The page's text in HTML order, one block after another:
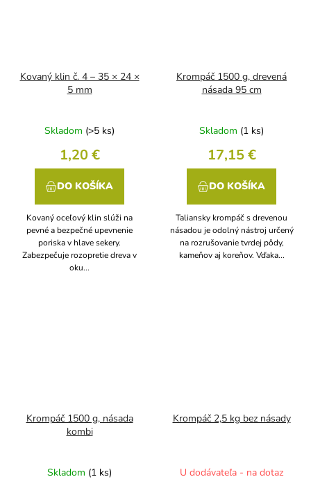
Kovaný klin č. 4 – 35 × 24 ×
5 mm
Skladom (>5 ks)
1,20 €
DO KOŠÍKA
Kovaný oceľový klin slúži na
pevné a bezpečné upevnenie
poriska v hlave sekery.
Zabezpečuje rozopretie dreva v
oku...
Krompáč 1500 g, drevená
násada 95 cm
Skladom (1 ks)
17,15 €
DO KOŠÍKA
Taliansky krompáč s drevenou
násadou je odolný nástroj určený
na rozrušovanie tvrdej pôdy,
kameňov aj koreňov. Vďaka...
Krompáč 1500 g, násada
kombi
Skladom (1 ks)
Krompáč 2,5 kg bez násady
U dodávateľa - na dotaz